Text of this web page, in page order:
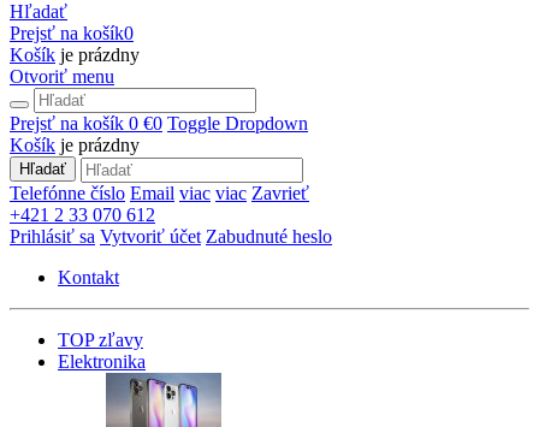
Hľadať
Prejsť na košík0
Košík je prázdny
Otvoriť menu
Prejsť na košík 0 €0 Toggle Dropdown
Košík je prázdny
Hľadať
Telefónne číslo Email viac viac Zavrieť
+421 2 33 070 612
Prihlásiť sa Vytvoriť účet Zabudnuté heslo
Kontakt
TOP zľavy
Elektronika